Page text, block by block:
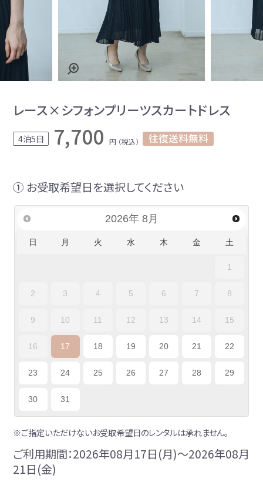
レース×シフォンプリーツスカートドレス
4泊5日 7,700 円 （税込） 往復送料無料
① お受取希望日を選択してください
2026年 8月
日 月 火 水 木 金 土
1
2 3 4 5 6 7 8
9 10 11 12 13 14 15
16 17 18 19 20 21 22
23 24 25 26 27 28 29
30 31
※ご指定いただけないお受取希望日のレンタルは承れません。
ご利用期間：2026年08月17日(月)～2026年08月
21日(金)